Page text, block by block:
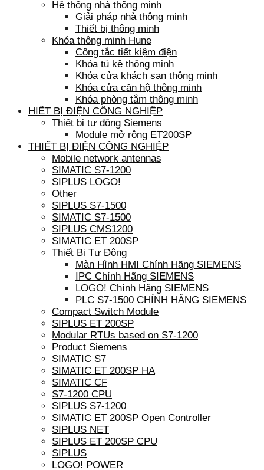
Hệ thống nhà thông minh
Giải pháp nhà thông minh
Thiết bị thông minh
Khóa thông minh Hune
Công tắc tiết kiệm điện
Khóa tủ kệ thông minh
Khóa cửa khách sạn thông minh
Khóa cửa căn hộ thông minh
Khóa phòng tắm thông minh
HIẾT BỊ ĐIỆN CÔNG NGHIỆP
Thiết bị tự động Siemens
Module mở rộng ET200SP
THIẾT BỊ ĐIỆN CÔNG NGHIỆP
Mobile network antennas
SIMATIC S7-1200
SIPLUS LOGO!
Other
SIPLUS S7-1500
SIMATIC S7-1500
SIPLUS CMS1200
SIMATIC ET 200SP
Thiết Bị Tự Động
Màn Hình HMI Chính Hãng SIEMENS
IPC Chính Hãng SIEMENS
LOGO! Chính Hãng SIEMENS
PLC S7-1500 CHÍNH HÃNG SIEMENS
Compact Switch Module
SIPLUS ET 200SP
Modular RTUs based on S7-1200
Product Siemens
SIMATIC S7
SIMATIC ET 200SP HA
SIMATIC CF
S7-1200 CPU
SIPLUS S7-1200
SIMATIC ET 200SP Open Controller
SIPLUS NET
SIPLUS ET 200SP CPU
SIPLUS
LOGO! POWER